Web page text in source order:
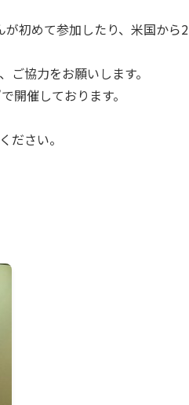
初めて参加したり、米国から2
協力をお願いします。
開催しております。
ださい。